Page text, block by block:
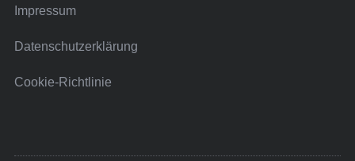
Impressum
Datenschutzerklärung
Cookie-Richtlinie